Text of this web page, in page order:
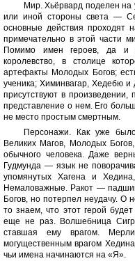
Мир. Хьёрвард поделен на
или иной стороны света —
основные действия проходят
примечательно в этой части
Помимо имен героев, да и
королевство, в столице
артефакты Молодых Богов;
ученика; Химинвагар, Хедебю и
присутствуют в произведении,
представление о нем. Его
не место простым смертным.
Персонажи. Как уже
Великих Магов, Молодых
обычного человека. Даже
Гудмунда — язык не
упомянутых Хагена и
Немаловажные. Ракот —
Богов, но потерпел неудачу. О
то знаем, что этот герой
еще не раз. Волшебница
ставшая ему врагом.
могущественным врагом
чьи имена начинаются на «Я».